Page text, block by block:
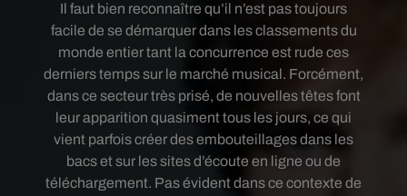
Il faut bien reconnaître qu’il n’est pas toujours
facile de se démarquer dans les classements du
monde entier tant la concurrence est rude ces
derniers temps sur le marché musical. Forcément,
dans ce secteur très prisé, de nouvelles têtes font
leur apparition quasiment tous les jours, ce qui
vient parfois créer des embouteillages dans les
bacs et sur les sites d’écoute en ligne ou de
téléchargement. Pas évident dans ce contexte de